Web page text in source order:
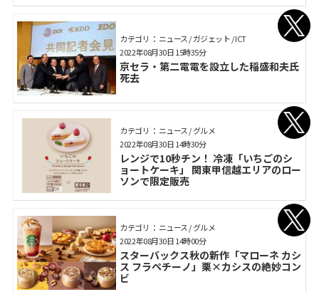
カテゴリ： ニュース / ガジェット / ICT
京セラ・第二電電を設立した稲盛和夫氏
死去
2022年08月30日 15時35分
カテゴリ： ニュース / グルメ
レンジで10秒チン！ 冷凍「いちごのシ
ョートケーキ」 関東甲信越エリアのロー
ソンで限定販売
2022年08月30日 14時30分
カテゴリ： ニュース / グルメ
スターバックス秋の新作「マローネ カシ
ス フラペチーノ」栗×カシスの絶妙コン
ビ
2022年08月30日 14時00分